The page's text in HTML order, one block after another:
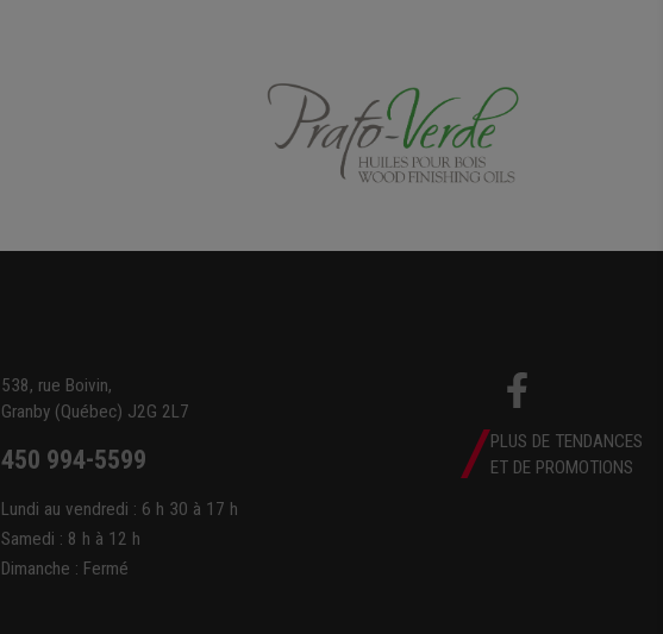
538, rue Boivin,
Granby (Québec) J2G 2L7
450 994-5599
Lundi au vendredi : 6 h 30 à 17 h
Samedi : 8 h à 12 h
Dimanche : Fermé
PLUS DE TENDANCES
ET DE PROMOTIONS